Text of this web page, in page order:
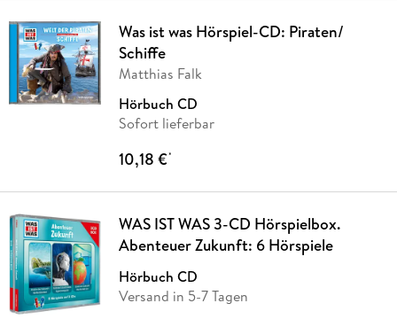
Was ist was Hörspiel-CD: Piraten/
Schiffe
Matthias Falk
Hörbuch CD
Sofort lieferbar
10,18 €*
WAS IST WAS 3-CD Hörspielbox.
Abenteuer Zukunft: 6 Hörspiele
Hörbuch CD
Versand in 5-7 Tagen